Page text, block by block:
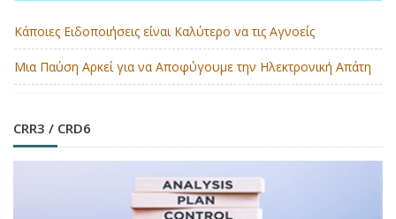
Κάποιες Ειδοποιήσεις είναι Καλύτερο να τις Αγνοείς
Μια Παύση Αρκεί για να Αποφύγουμε την Ηλεκτρονική Απάτη
CRR3 / CRD6